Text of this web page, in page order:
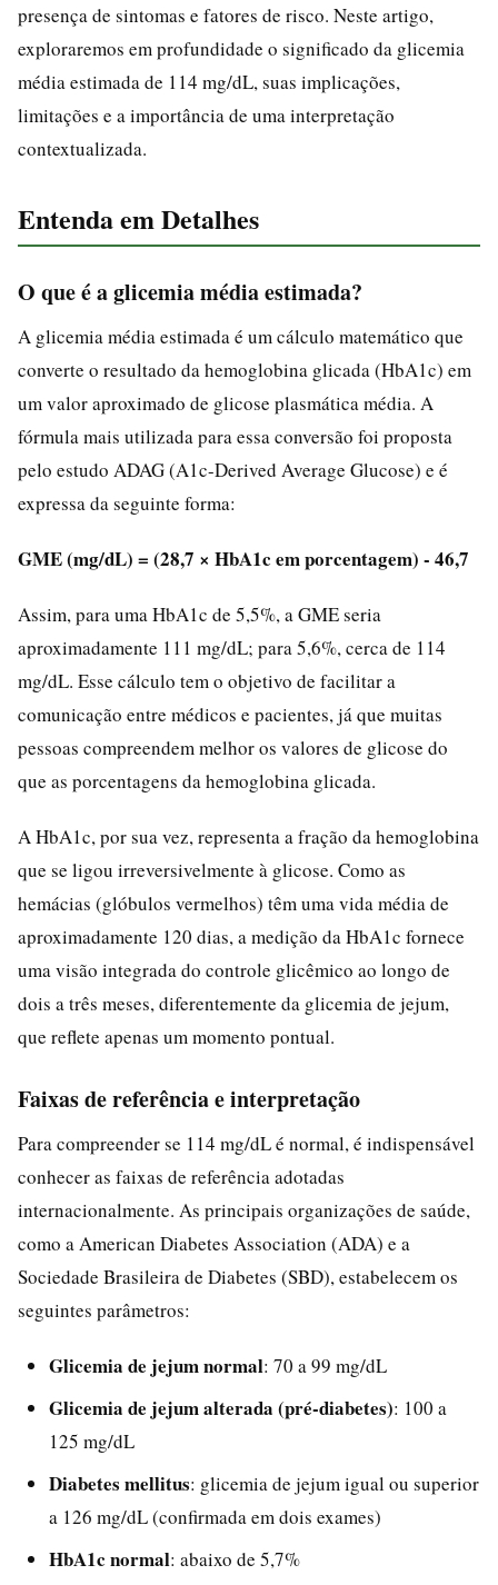
presença de sintomas e fatores de risco. Neste artigo,
exploraremos em profundidade o significado da glicemia
média estimada de 114 mg/dL, suas implicações,
limitações e a importância de uma interpretação
contextualizada.
Entenda em Detalhes
O que é a glicemia média estimada?
A glicemia média estimada é um cálculo matemático que
converte o resultado da hemoglobina glicada (HbA1c) em
um valor aproximado de glicose plasmática média. A
fórmula mais utilizada para essa conversão foi proposta
pelo estudo ADAG (A1c-Derived Average Glucose) e é
expressa da seguinte forma:
GME (mg/dL) = (28,7 × HbA1c em porcentagem) - 46,7
Assim, para uma HbA1c de 5,5%, a GME seria
aproximadamente 111 mg/dL; para 5,6%, cerca de 114
mg/dL. Esse cálculo tem o objetivo de facilitar a
comunicação entre médicos e pacientes, já que muitas
pessoas compreendem melhor os valores de glicose do
que as porcentagens da hemoglobina glicada.
A HbA1c, por sua vez, representa a fração da hemoglobina
que se ligou irreversivelmente à glicose. Como as
hemácias (glóbulos vermelhos) têm uma vida média de
aproximadamente 120 dias, a medição da HbA1c fornece
uma visão integrada do controle glicêmico ao longo de
dois a três meses, diferentemente da glicemia de jejum,
que reflete apenas um momento pontual.
Faixas de referência e interpretação
Para compreender se 114 mg/dL é normal, é indispensável
conhecer as faixas de referência adotadas
internacionalmente. As principais organizações de saúde,
como a American Diabetes Association (ADA) e a
Sociedade Brasileira de Diabetes (SBD), estabelecem os
seguintes parâmetros:
Glicemia de jejum normal: 70 a 99 mg/dL
Glicemia de jejum alterada (pré-diabetes): 100 a
125 mg/dL
Diabetes mellitus: glicemia de jejum igual ou superior
a 126 mg/dL (confirmada em dois exames)
HbA1c normal: abaixo de 5,7%